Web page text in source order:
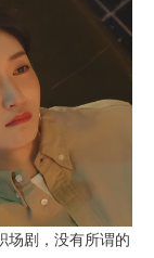
场剧，没有所谓的